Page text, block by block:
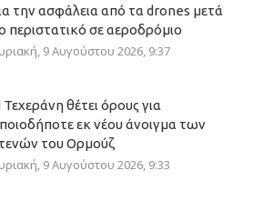
την ασφάλεια από τα drones μετά
περιστατικό σε αεροδρόμιο
9 Αυγούστου 2026, 9:37
θέτει όρους για
εκ νέου άνοιγμα των
του Ορμούζ
9 Αυγούστου 2026, 9:33